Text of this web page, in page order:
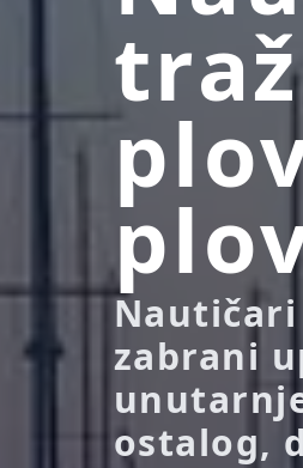
zabrani
ostalog,